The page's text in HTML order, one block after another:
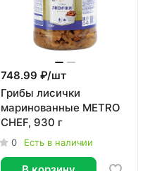
748.99 ₽/шт
Грибы лисички
маринованные METRO
CHEF, 930 г
0 Есть в наличии